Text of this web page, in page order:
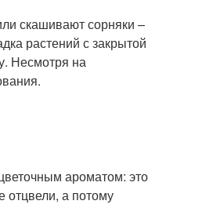
скашивают сорняки –
растений с закрытой
Несмотря на
ароматом: это
отцвели, а потому